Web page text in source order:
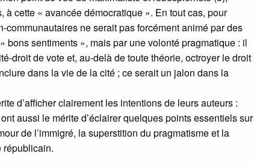
à cette « avancée démocratique ». En tout cas, pour
ne serait pas forcément animé par des
sentiments », mais par une volonté pragmatique : il
droit de vote et, au-delà de toute théorie, octroyer le droit
dans la vie de la cité ; ce serait un jalon dans la
d’afficher clairement les intentions de leurs auteurs :
aussi le mérite d’éclairer quelques points essentiels sur
de l’immigré, la superstition du pragmatisme et la
républicain.